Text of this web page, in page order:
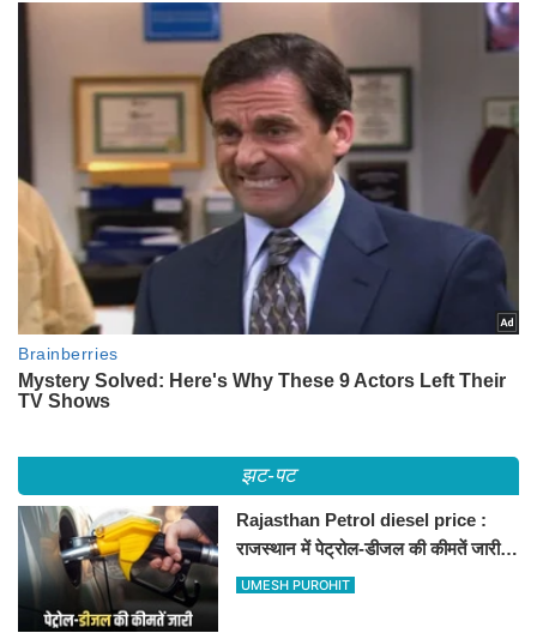
झट-पट
Rajasthan Petrol diesel price :
राजस्थान में पेट्रोल-डीजल की कीमतें जारी,
जानिए बीकानेर समेत पुरे प्रदेश में नए रेट
UMESH PUROHIT